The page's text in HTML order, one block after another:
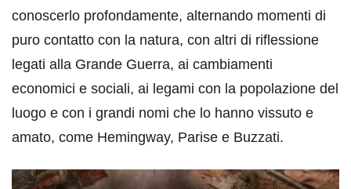
conoscerlo profondamente, alternando momenti di
puro contatto con la natura, con altri di riflessione
legati alla Grande Guerra, ai cambiamenti
economici e sociali, ai legami con la popolazione del
luogo e con i grandi nomi che lo hanno vissuto e
amato, come Hemingway, Parise e Buzzati.